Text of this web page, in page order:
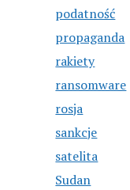
podatność
propaganda
rakiety
ransomware
rosja
sankcje
satelita
Sudan